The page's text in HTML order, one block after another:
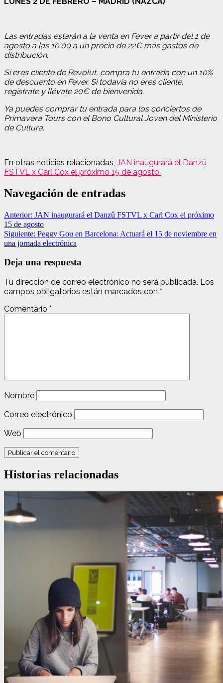
Las entradas estarán a la venta en Fever a partir del 1 de
agosto a las 10:00 a un precio de 22€ más gastos de
distribución.
Si eres cliente de Revolut, compra tu entrada con un 10%
de descuento en Fever. Si todavía no eres cliente,
regístrate y llévate 20€ de bienvenida.
Ya puedes comprar tu entrada para los conciertos de
Primavera Tours con el Bono Cultural Joven del Ministerio
de Cultura.
En otras noticias relacionadas, JAN inaugurará el Danzû
FSTVL x Carl Cox el próximo 15 de agosto.
Navegación de entradas
Anterior: JAN inaugurará el Danzû FSTVL x Carl Cox el próximo
15 de agosto
Siguiente: Peggy Gou en Barcelona: Actuará el 15 de noviembre en
una jornada electrónica
Deja una respuesta
Tu dirección de correo electrónico no será publicada. Los
campos obligatorios están marcados con *
Comentario *
Nombre
Correo electrónico
Web
Historias relacionadas